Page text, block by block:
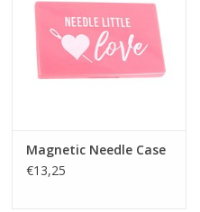
Magnetic Needle Case
€13,25